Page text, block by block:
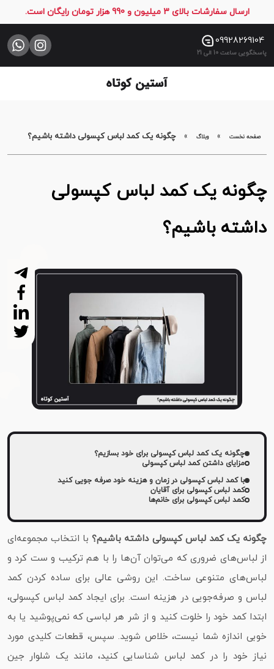
ارسال سفارشات بالای 3 میلیون و 990 هزار تومان رایگان است.
09928269104
پاسخگویی ساعت 10 الی 21
صفحه
نخست
فروشگاه
صفحه نخست » وبلاگ » چگونه یک کمد لباس کپسولی داشته باشیم؟
چگونه یک کمد لباس کپسولی
داشته باشیم؟
چگونه یک کمد لباس کپسولی برای خود بسازیم؟
مزایای داشتن کمد لباس کپسولی
با کمد لباس کپسولی در زمان و هزینه خود صرفه جویی کنید
کمد لباس کپسولی برای آقایان
کمد لباس کپسولی برای خانم‌ها
چگونه یک کمد لباس کپسولی داشته باشیم؟با انتخاب مجموعه‌ای
از لباس‌های ضروری که می‌توان آن‌ها را با هم ترکیب و ست کرد و
لباس‌های متنوعی ساخت. این روشی عالی برای ساده کردن کمد
لباس و صرفه‌جویی در هزینه است. برای ایجاد کمد لباس کپسولی،
ابتدا کمد خود را خلوت کنید و از شر هر لباسی که نمی‌پوشید یا به
خوبی اندازه شما نیست، خلاص شوید. سپس، قطعات کلیدی مورد
نیاز خود را در کمد لباس شناسایی کنید، مانند یک شلوار جین